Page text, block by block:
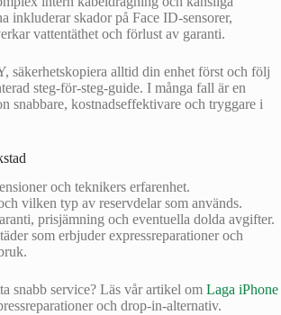
inkluderar skador på Face ID-sensorer,
vattentäthet och förlust av garanti.
säkerhetskopiera alltid din enhet först och följ
steg-för-steg-guide. I många fall är en
snabbare, kostnadseffektivare och tryggare i
och teknikers erfarenhet.
vilken typ av reservdelar som används.
prisjämning och eventuella dolda avgifter.
som erbjuder expressreparationer och
snabb service? Läs vår artikel om Laga iPhone
och drop‑in-alternativ.